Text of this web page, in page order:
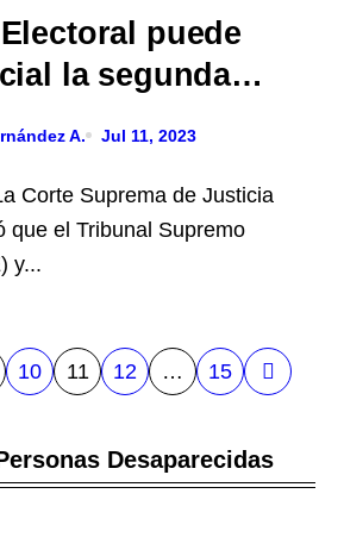
puede
la segunda
A.
Jul 11, 2023
que el Tribunal Supremo
y...
10 11 12 … 15
Desaparecidas